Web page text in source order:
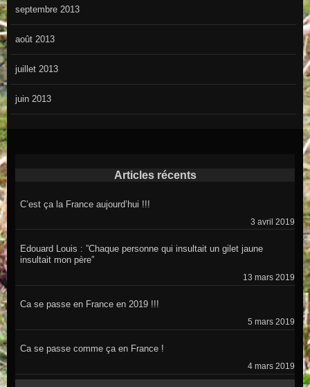
septembre 2013
août 2013
juillet 2013
juin 2013
Articles récents
C’est ça la France aujourd’hui !!!
3 avril 2019
Edouard Louis : ”Chaque personne qui insultait un gilet jaune
insultait mon père”
13 mars 2019
Ca se passe en France en 2019 !!!
5 mars 2019
Ca se passe comme ça en France !
4 mars 2019